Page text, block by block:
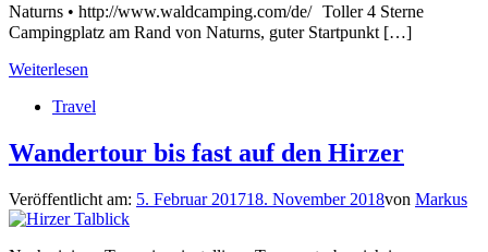
Naturns • http://www.waldcamping.com/de/ Toller 4 Sterne
Campingplatz am Rand von Naturns, guter Startpunkt […]
Weiterlesen
Travel
Wandertour bis fast auf den Hirzer
Veröffentlicht am: 5. Februar 201718. November 2018von Markus